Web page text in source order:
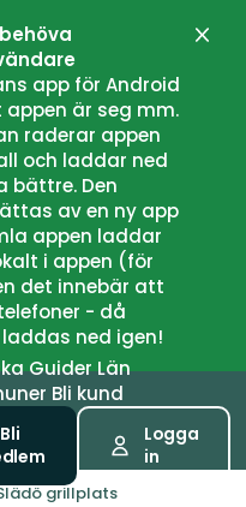
app för Android
är seg mm.
raderar appen
och laddar ned
bättre. Den
av en ny app
appen laddar
i appen (för
det innebär att
- då
ned igen!
GuiderLän
Bli kund
Bli
Logga
in
grillplats